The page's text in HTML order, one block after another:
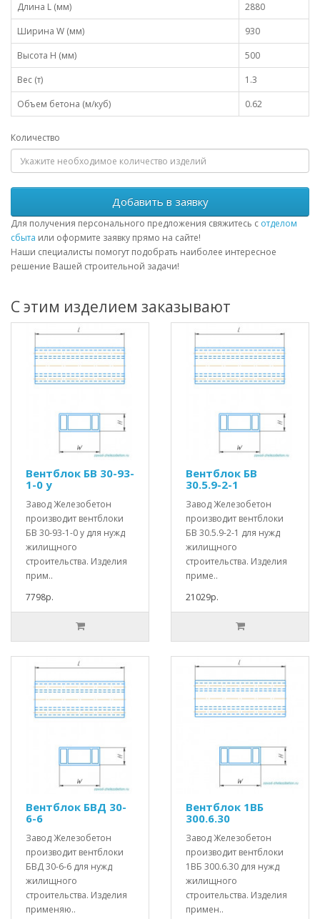
Длина L (мм)
2880
Ширина W (мм)
930
Высота H (мм)
500
Вес (т)
1.3
Объем бетона (м/куб)
0.62
Количество
Добавить в заявку
Для получения персонального предложения свяжитесь с отделом
сбыта или оформите заявку прямо на сайте!
Наши специалисты помогут подобрать наиболее интересное
решение Вашей строительной задачи!
С этим изделием заказывают
Вентблок БВ 30-93-
1-0 у
Завод Железобетон
производит вентблоки
БВ 30-93-1-0 у для нужд
жилищного
строительства. Изделия
прим..
7798р.
Вентблок БВ
30.5.9-2-1
Завод Железобетон
производит вентблоки
БВ 30.5.9-2-1 для нужд
жилищного
строительства. Изделия
приме..
21029р.
Вентблок БВД 30-
6-6
Завод Железобетон
производит вентблоки
БВД 30-6-6 для нужд
жилищного
строительства. Изделия
применяю..
Вентблок 1ВБ
300.6.30
Завод Железобетон
производит вентблоки
1ВБ 300.6.30 для нужд
жилищного
строительства. Изделия
примен..